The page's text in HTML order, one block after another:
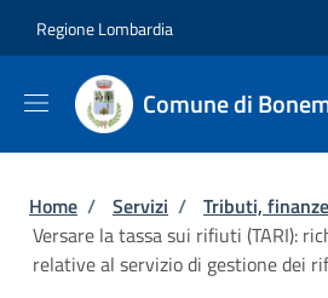
Regione Lombardia
Comune di
Briciole di pane
Home / Servizi / Tributi,
Versare la tassa sui rifiuti (TARI):
relative al servizio di gestione dei